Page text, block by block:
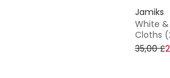
Jamiks
White
Cloths
35,00 £